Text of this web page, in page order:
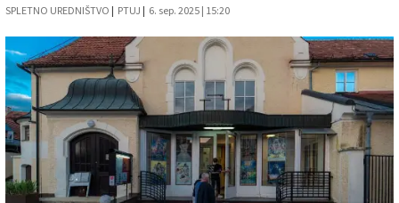
Oglasi
Založnik
Zadruga PD
Naročnine
SPLETNO UREDNIŠTVO | PTUJ | 6. sep. 2025 | 15:20